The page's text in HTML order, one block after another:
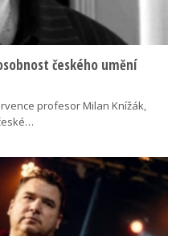
českého umění
profesor Milan Knížák,